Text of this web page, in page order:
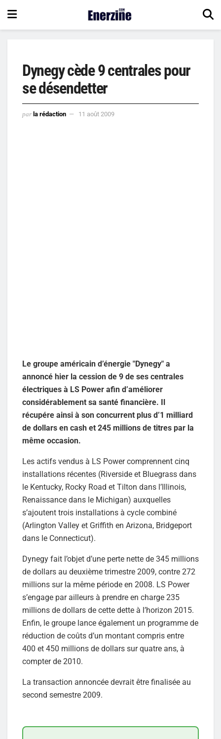
Dynegy cède 9 centrales pour
se désendetter
par la rédaction 11 août 2009
Le groupe américain d’énergie "Dynegy" a
annoncé hier la cession de 9 de ses centrales
électriques à LS Power afin d’améliorer
considérablement sa santé financière. Il
récupére ainsi à son concurrent plus d’1 milliard
de dollars en cash et 245 millions de titres par la
même occasion.
Les actifs vendus à LS Power comprennent cinq
installations récentes (Riverside et Bluegrass dans
le Kentucky, Rocky Road et Tilton dans l’Illinois,
Renaissance dans le Michigan) auxquelles
s’ajoutent trois installations à cycle combiné
(Arlington Valley et Griffith en Arizona, Bridgeport
dans le Connecticut).
Dynegy fait l’objet d’une perte nette de 345 millions
de dollars au deuxième trimestre 2009, contre 272
millions sur la même période en 2008. LS Power
s’engage par ailleurs à prendre en charge 235
millions de dollars de cette dette à l’horizon 2015.
Enfin, le groupe lance également un programme de
réduction de coûts d’un montant compris entre
400 et 450 millions de dollars sur quatre ans, à
compter de 2010.
La transaction annoncée devrait être finalisée au
second semestre 2009.